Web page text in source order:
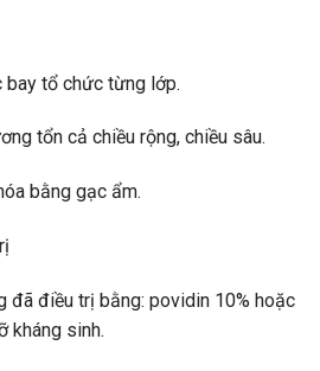
bay tổ chức từng lớp.
tổn cả chiều rộng, chiều sâu.
bằng gạc ẩm.
đã điều trị bằng: povidin 10% hoặc
kháng sinh.